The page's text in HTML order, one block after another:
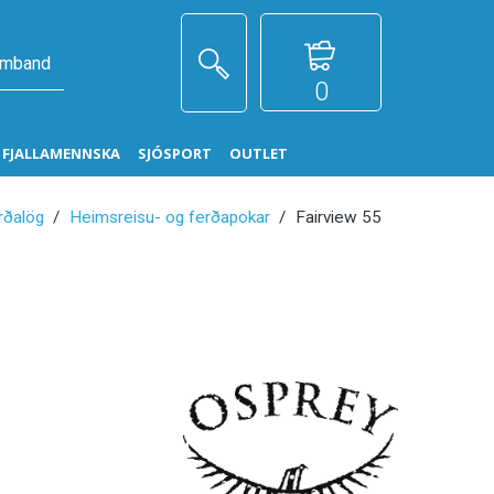
SJÓSPORT OUTLET
0
Heimsreisu- og ferðapokar Fairview 55